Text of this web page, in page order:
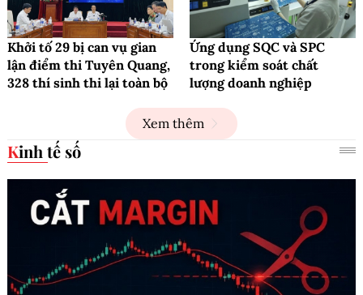
Khởi tố 29 bị can vụ gian
lận điểm thi Tuyên Quang,
328 thí sinh thi lại toàn bộ
Ứng dụng SQC và SPC
trong kiểm soát chất
lượng doanh nghiệp
Xem thêm
Kinh tế số